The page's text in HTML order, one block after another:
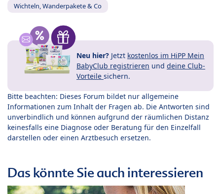
Wichteln, Wanderpakete & Co
Neu hier? Jetzt kostenlos im HiPP Mein
BabyClub registrieren und deine Club-
Vorteile sichern.
Bitte beachten: Dieses Forum bildet nur allgemeine
Informationen zum Inhalt der Fragen ab. Die Antworten sind
unverbindlich und können aufgrund der räumlichen Distanz
keinesfalls eine Diagnose oder Beratung für den Einzelfall
darstellen oder einen Arztbesuch ersetzen.
Das könnte Sie auch interessieren